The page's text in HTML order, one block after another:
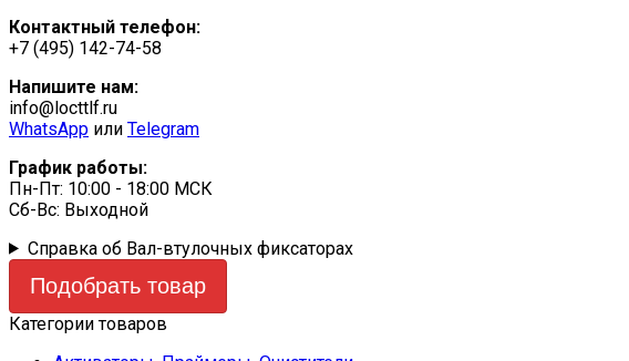
Контактный телефон:
+7 (495) 142-74-58
Напишите нам:
info@locttlf.ru
WhatsApp или Telegram
График работы:
Пн-Пт: 10:00 - 18:00 МСК
Сб-Вс: Выходной
Справка об Вал-втулочных фиксаторах
Подобрать товар
Категории товаров